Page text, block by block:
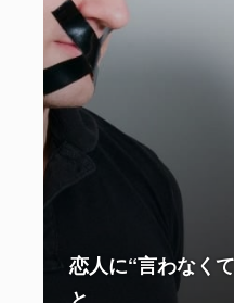
恋人に“言わなく